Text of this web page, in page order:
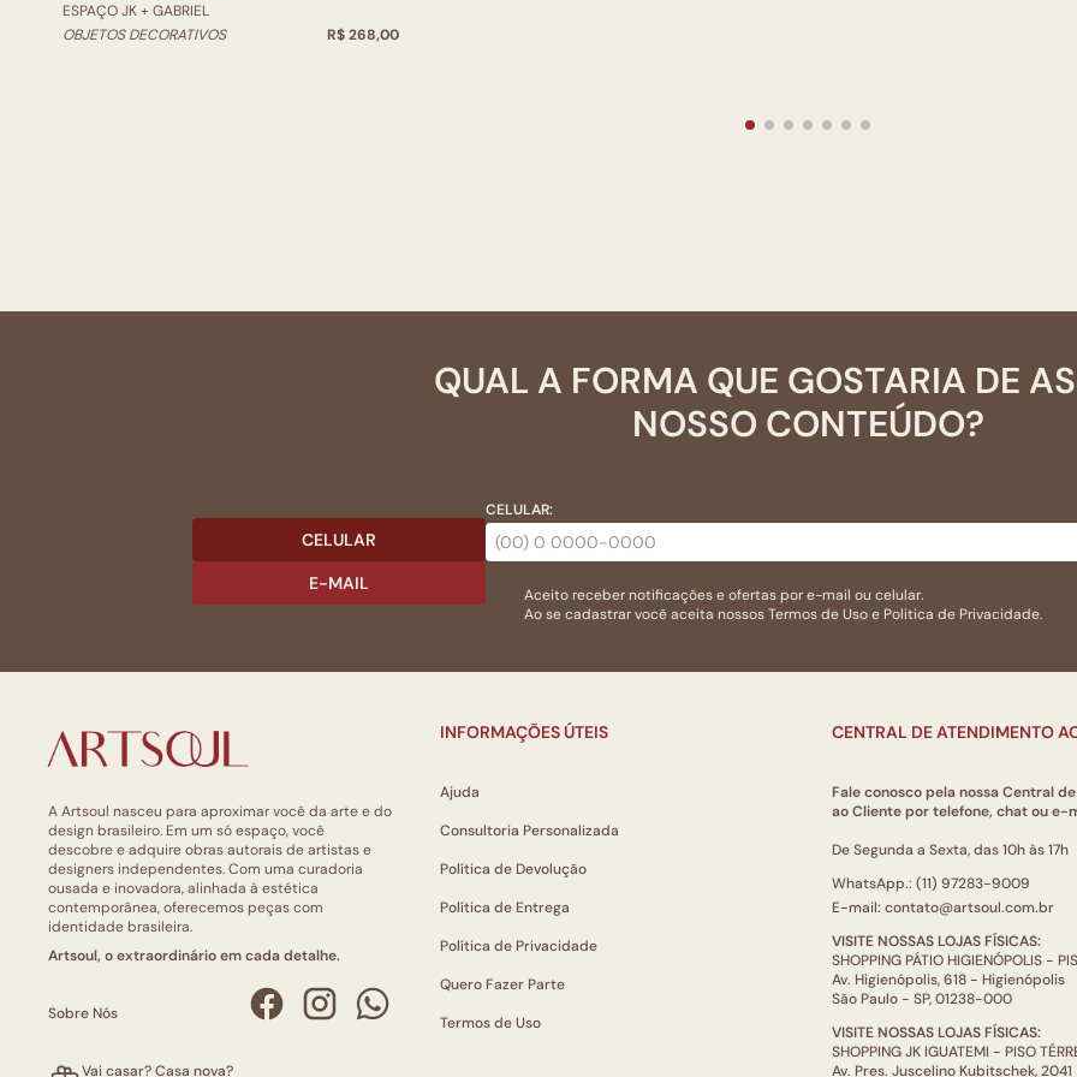
ESPAÇO JK + GABRIEL
OBJETOS DECORATIVOS
R$ 268,00
QUAL A FORMA QUE GOSTARIA DE
NOSSO CONTEÚDO?
CELULAR
E-MAIL
CELULAR:
Aceito receber notificações e ofertas por e-mail ou celular.
Ao se cadastrar você aceita nossosTermos de Usoe Politica de Privacidade.
A Artsoul nasceu para aproximar você da arte e do
design brasileiro. Em um só espaço, você
descobre e adquire obras autorais de artistas e
designers independentes. Com uma curadoria
ousada e inovadora, alinhada à estética
contemporânea, oferecemos peças com
identidade brasileira.
Artsoul, o extraordinário em cada detalhe.
Sobre Nós
Vai casar? Casa nova?
INFORMAÇÕES ÚTEIS
Ajuda
Consultoria Personalizada
Política de Devolução
Política de Entrega
Política de Privacidade
Quero Fazer Parte
Termos de Uso
CENTRAL DE ATENDIMENTO
Fale conosco pela nossa Central
ao Cliente por telefone, chat ou e-
De Segunda a Sexta, das 10h às 17h
WhatsApp.: (11) 97283-9009
E-mail: contato@artsoul.com.br
VISITE NOSSAS LOJAS FÍSICAS:
SHOPPING PÁTIO HIGIENÓPOLIS -
Av. Higienópolis, 618 - Higienópolis
São Paulo - SP, 01238-000
VISITE NOSSAS LOJAS FÍSICAS:
SHOPPING JK IGUATEMI - PISO
Av. Pres. Juscelino Kubitschek, 2041